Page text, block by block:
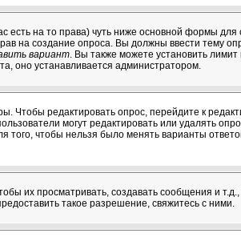
есть на то права) чуть ниже основной формы для
на создание опроса. Вы должны ввести тему
вариант. Вы также можете установить
оно устанавливается администратором.
Чтобы редактировать опрос, перейдите к
могут редактировать или удалять
того, чтобы нельзя было менять варианты
их просматривать, создавать сообщения и
такое разрешение, свяжитесь с ними.